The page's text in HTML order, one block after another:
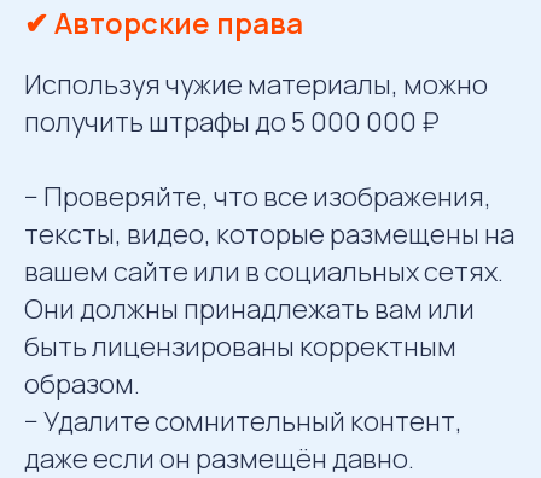
✔ Авторские права
Используя чужие материалы, можно
получить штрафы до 5 000 000 ₽
− Проверяйте, что все изображения,
тексты, видео, которые размещены на
вашем сайте или в социальных сетях.
Они должны принадлежать вам или
быть лицензированы корректным
образом.
− Удалите сомнительный контент,
даже если он размещён давно.